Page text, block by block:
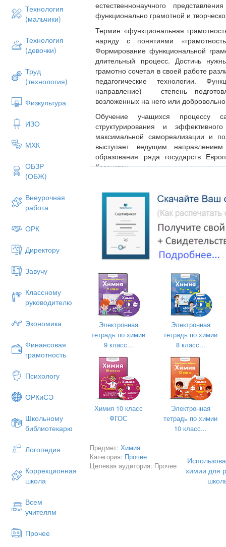
Технология
(мальчики)
Технология
(девочки)
Труд
(технология)
Физкультура
ИЗО
МХК
ОБЗР
(ОБЖ)
Внеурочная
работа
ОРК
Директору
Завучу
Классному
руководителю
Экономика
Финансовая
грамотность
Психологу
ОРКиСЭ
Школьному
библиотекарю
Логопедия
Коррекционная
школа
Всем
учителям
Прочее
естественнонаучного
функционально грамотной и
Термин «функциональная
наряду с понятиями
Формирование функциональной
длительный процесс. Достичь
грамотно сочетая в своей работе
педагогические технологии.
направление) – степень
возложенных на него или
Обучение учащихся процессу
структурирования и
максимальной самореализации и
выступает ведущим
образования ряда государств
Казахстан.
множество «пограничных» с
возрастает в старших классах
эффективных путей и средств
и проблем (защита окружающей
другие). Ядром данного процесса
так как под ней понимают
жизненные задачи в различных
прикладных знаний.
Естественнонаучная
естественнонаучные знания,
выводы, необходимые для
которые вносит в него
соответствующих решений.
Функциональная грамотность
посредством каждого школьного
сформированности являются
интегративные задания.
Интегративное задание –
применяться на различных уроках.
знаний и умений из разных наук,
в объединении их вокруг и ради
ради познания одного объекта или
связывающие теорию и личный опыт
Так при изучении темы «Сера и
учащимся предложить следующее
Электронная
тетрадь по химии
9 класс...
Электронная
тетрадь по химии
8 класс...
Химия 10 класс
ФГОС
Электронная
тетрадь по химии
10 класс...
Предмет:Химия
Категория: Прочее
Целевая аудитория: Прочее
химии для